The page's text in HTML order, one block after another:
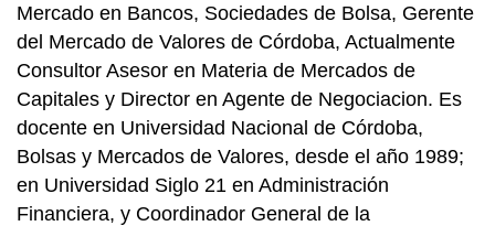
Mercado en Bancos, Sociedades de Bolsa, Gerente
del Mercado de Valores de Córdoba, Actualmente
Consultor Asesor en Materia de Mercados de
Capitales y Director en Agente de Negociacion. Es
docente en Universidad Nacional de Córdoba,
Bolsas y Mercados de Valores, desde el año 1989;
en Universidad Siglo 21 en Administración
Financiera, y Coordinador General de la